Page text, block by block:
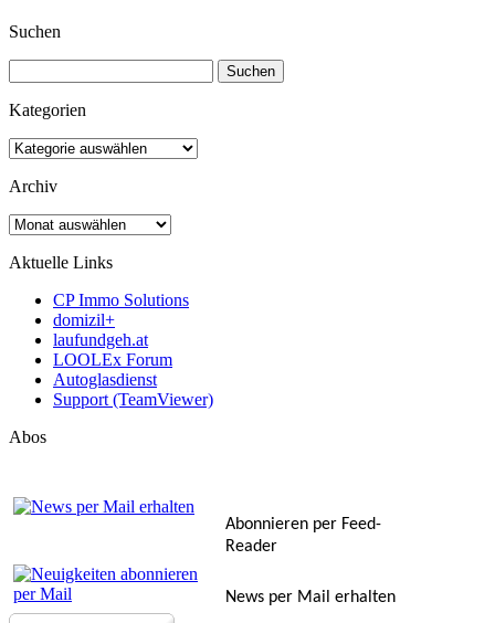
Suchen
nach:
Kategorien
Kategorien
Archiv
Archiv
Aktuelle Links
CP Immo Solutions
domizil+
laufundgeh.at
LOOLEx Forum
Autoglasdienst
Support (TeamViewer)
Abos
Abonnieren per Feed-
Reader
News per Mail erhalten